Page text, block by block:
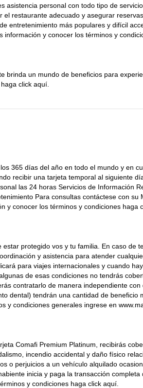
asistencia personal con todo tipo de
restaurante adecuado y asegurar
entretenimiento más populares y difícil
información y conocer los términos y
brinda un mundo de beneficios para
click aquí.
365 días del año en todo el mundo y en
recibir una tarjeta temporal al siguiente
las 24 horas Servicios de Información
Para consultas contáctese con
y conocer los términos y condiciones haga
protegido vos y tu familia. En caso de
y asistencia para atender
para viajes internacionales y cuando
de esas condiciones no tendrás
contratarlo de manera independiente
dental) tendrán una cantidad de beneficio
y condiciones generales ingrese en
Comafi Premium Platinum, recibirás
incendio accidental y daño físico
o perjuicios a un vehículo alquilado
inicia y paga la transacción
y condiciones haga click aquí.